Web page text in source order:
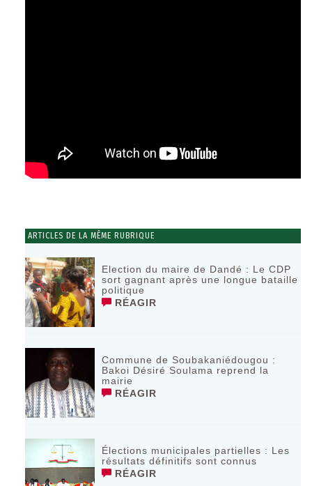
ARTICLES DE LA MÊME RUBRIQUE
Election du maire de Dandé : Le CDP
sort gagnant après une longue bataille
politique
RÉAGIR
Commune de Soubakaniédougou :
Bakoi Désiré Soulama reprend la
mairie
RÉAGIR
Élections municipales partielles : Les
résultats définitifs sont connus
RÉAGIR